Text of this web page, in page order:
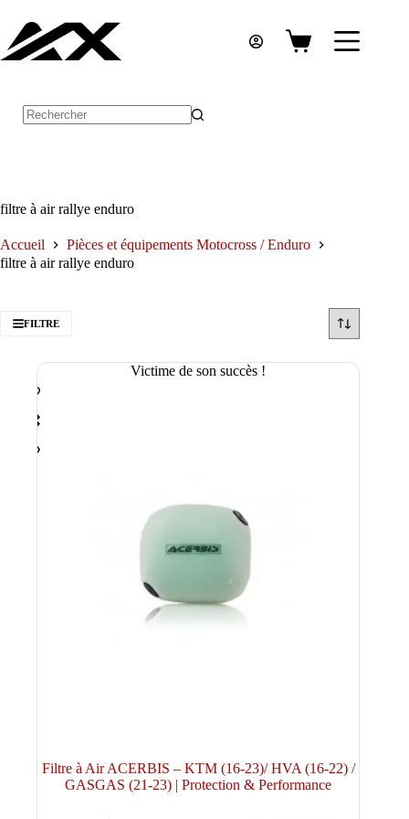
contenu
Panier
filtre à air rallye enduro
Accueil
Pièces et équipements Motocross / Enduro
filtre à air rallye enduro
FILTRE
Victime de son succès !
Filtre à Air ACERBIS – KTM (16-23)/ HVA (16-22) /
GASGAS (21-23) | Protection & Performance